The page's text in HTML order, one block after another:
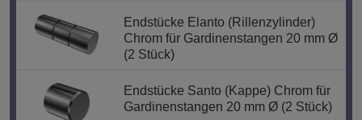
Endstücke Elanto (Rillenzylinder)
Chrom für Gardinenstangen 20 mm Ø
(2 Stück)
Endstücke Santo (Kappe) Chrom für
Gardinenstangen 20 mm Ø (2 Stück)